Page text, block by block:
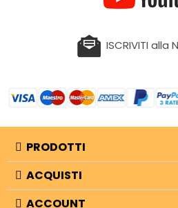
ISCRIVITI alla
PRODOTTI
ACQUISTI
ACCOUNT